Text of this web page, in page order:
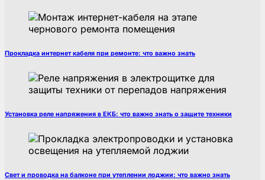
Прокладка интернет кабеля при ремонте: что важно знать
Установка реле напряжения в ЕКБ: что важно знать о защите техники
Свет и проводка на балконе при утеплении лоджии: что важно знать